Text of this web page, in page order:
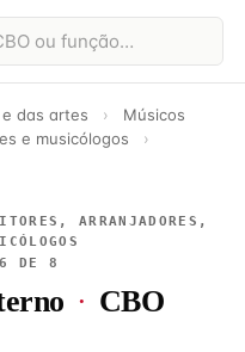
das artes ›
Músicos
e musicólogos
›
ARRANJADORES,
6 DE 8
· CBO